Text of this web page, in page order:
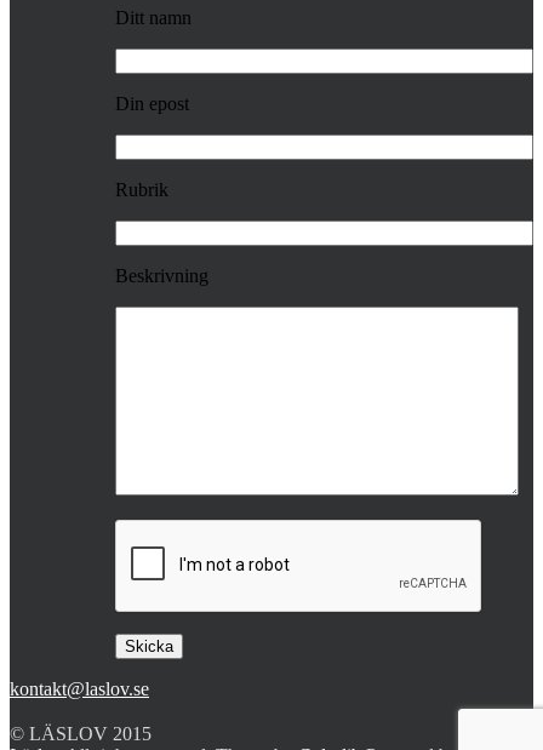
Ditt namn
Din epost
Rubrik
Beskrivning
kontakt@laslov.se
© LÄSLOV 2015